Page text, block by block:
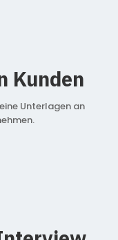
Kunden
Unterlagen an